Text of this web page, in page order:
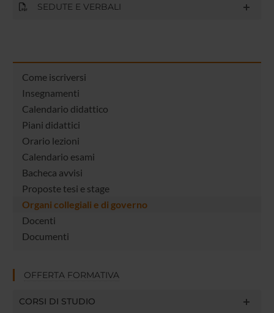
SEDUTE E VERBALI
Come iscriversi
Insegnamenti
Calendario didattico
Piani didattici
Orario lezioni
Calendario esami
Bacheca avvisi
Proposte tesi e stage
Organi collegiali e di governo
Docenti
Documenti
OFFERTA FORMATIVA
CORSI DI STUDIO